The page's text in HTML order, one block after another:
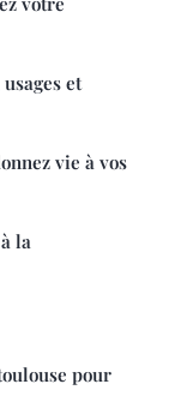
et
vie à vos
la
pour